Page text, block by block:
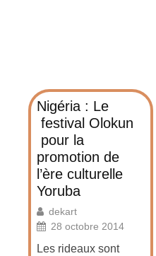
Nigéria : Le
festival Olokun
pour la
promotion de
l’ère culturelle
Yoruba
dekart
28 octobre 2014
Les rideaux sont